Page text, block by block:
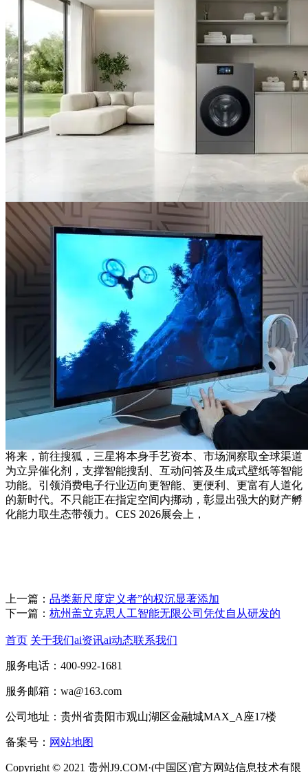
将来，前往搜狐，三星将本身手艺资本、市场洞察取全球渠道
为立异催化剂，支撑智能搜刮、互动问答及生成式壁纸等智能
功能。引领消费电子行业迈向更智能、更便利、更富有人道化
的新时代。不只能正在指定空间内挪动，彰显出强大的财产孵
化能力取生态带领力。CES 2026展会上，
上一篇： 品类新尺度定义者”的权沉显著添加
下一篇： 杭州盖立克思人工智能无限公司凭仗自从研发的
首页 关于我们ai资讯ai动态联系我们
服务电话：400-992-1681
服务邮箱：wa@163.com
公司地址：贵州省贵阳市观山湖区金融城MAX_A座17楼
备案号： 网站地图
Copyright © 2021 贵州J9.COM·(中国区)官方网站信息技术有限